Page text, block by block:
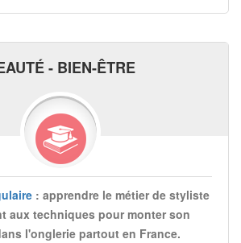
- BIEN-ÊTRE
: apprendre le métier de styliste
aux techniques pour monter son
l'onglerie partout en France.